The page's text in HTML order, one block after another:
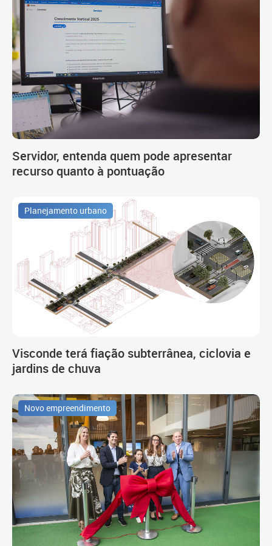
Servidor, entenda quem pode apresentar
recurso quanto à pontuação
Planejamento urbano
Visconde terá fiação subterrânea, ciclovia e
jardins de chuva
Novo empreendimento